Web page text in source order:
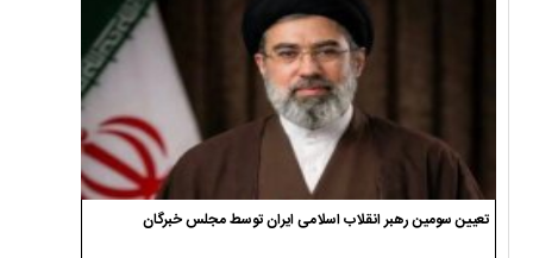
تعیین سومین رهبر انقلاب اسلامی ایران توسط مجلس خبرگان